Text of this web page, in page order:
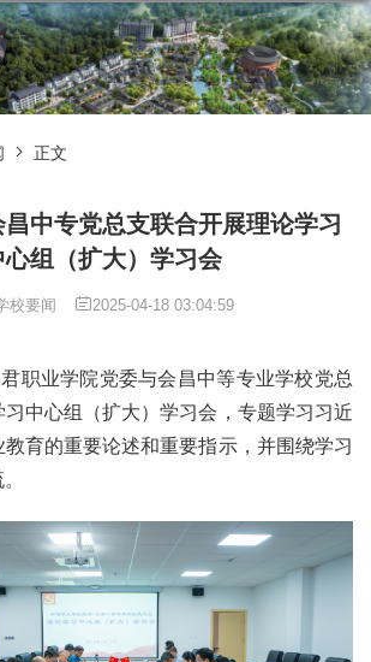
正文
中专党总支联合开展理论学习
心组（扩大）学习会
校要闻 2025-04-18 03:04:59
职业学院党委与会昌中等专业学校党总
中心组（扩大）学习会，专题学习习近
育的重要论述和重要指示，并围绕学习